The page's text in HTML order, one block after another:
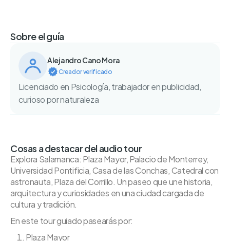
Sobre el guía
Alejandro Cano Mora
Creador verificado
Licenciado en Psicología, trabajador en publicidad,
curioso por naturaleza
Cosas a destacar del audio tour
Explora Salamanca: Plaza Mayor, Palacio de Monterrey,
Universidad Pontificia, Casa de las Conchas, Catedral con
astronauta, Plaza del Corrillo. Un paseo que une historia,
arquitectura y curiosidades en una ciudad cargada de
cultura y tradición.
En este tour guiado pasearás por:
Plaza Mayor